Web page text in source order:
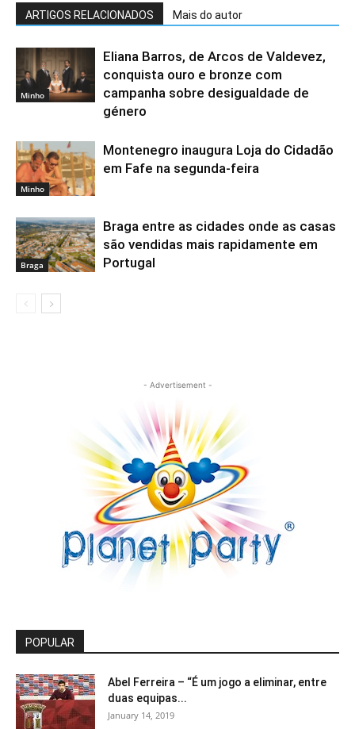
ARTIGOS RELACIONADOS Mais do autor
Minho
Eliana Barros, de Arcos de Valdevez,
conquista ouro e bronze com
campanha sobre desigualdade de
género
Minho
Montenegro inaugura Loja do Cidadão
em Fafe na segunda-feira
Braga
Braga entre as cidades onde as casas
são vendidas mais rapidamente em
Portugal
- Advertisement -
POPULAR
Abel Ferreira – “É um jogo a eliminar, entre
duas equipas...
January 14, 2019